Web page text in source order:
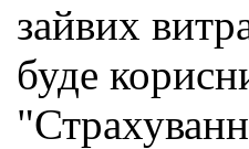
зайвих
буде